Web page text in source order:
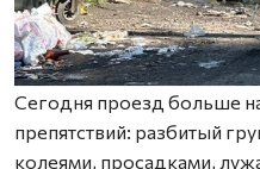
Сегодня проезд больше
препятствий: разбитый
колеями, просадками,